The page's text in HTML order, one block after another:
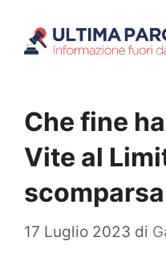
Che fine
Vite al
17 Luglio 2023 di